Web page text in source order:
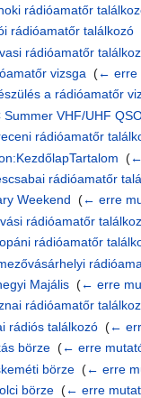
rádióamatőr
rádióamatőr találkozó
rádióamatőr
vizsga ‎(← erre
a rádióamatőr
Summer VHF/UHF
rádióamatőr
‎(
rádióamatőr
Weekend ‎(← erre
rádióamatőr
rádióamatőr
Majális ‎(← erre
rádióamatőr
rádiós találkozó ‎(←
börze ‎(← erre
börze ‎(← erre
börze ‎(← erre